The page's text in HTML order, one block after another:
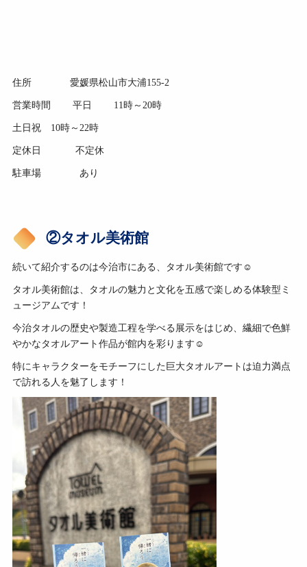
住所 愛媛県松山市大浦155-2
営業時間 平日 11時～20時
土日祝 10時～22時
定休日 不定休
駐車場 あり
②タオル美術館
続いて紹介するのは今治市にある、タオル美術館です☺
タオル美術館は、タオルの魅力と文化を五感で楽しめる体験型ミ
ュージアムです！
今治タオルの歴史や製造工程を学べる展示をはじめ、繊細で色鮮
やかなタオルアート作品が館内を彩ります☺
特にキャラクターをモチーフにした巨大タオルアートは迫力満点
で訪れる人を魅了します！